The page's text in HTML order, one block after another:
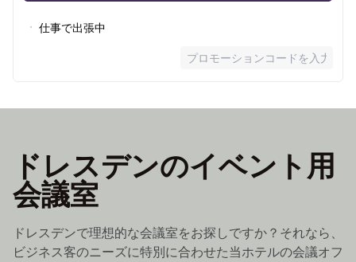
仕事で出張中
プロモーションコードを入力
ドレスデンのイベント用
会議室
ドレスデンで理想的な会議室をお探しですか？それなら、
ビジネス客のニーズに特別に合わせた当ホテルの会議オフ